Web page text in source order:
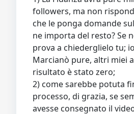
followers, ma non
che le ponga domande
ne importa del resto? Se
prova a chiederglielo tu;
Marcianò pure, altri miei
risultato è stato zero;
2) come sarebbe potuta
processo, di grazia, se
avesse consegnato il